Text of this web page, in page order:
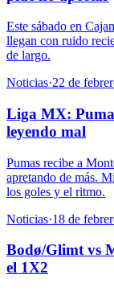
Este sábado en
llegan con ruido
de largo.
Noticias·22 de
Liga MX:
leyendo mal
Pumas recibe a
apretando de más.
los goles y el ritmo.
Noticias·18 de
Bodø/Glimt vs
el 1X2